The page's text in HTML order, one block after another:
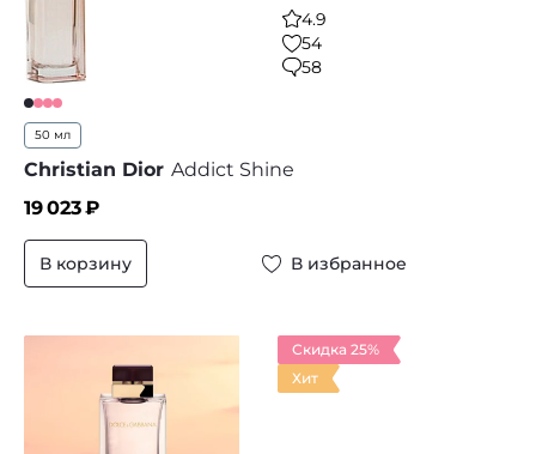
4.9
54
58
50 мл
Christian Dior Addict Shine
19 023₽
В корзину В избранное
Скидка 25%
Хит